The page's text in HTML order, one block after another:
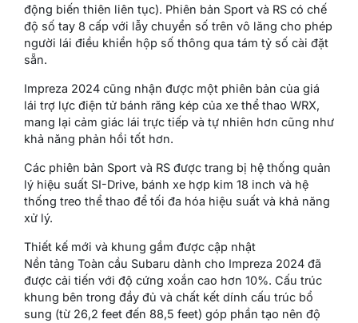
động biến thiên liên tục). Phiên bản Sport và RS có chế
độ số tay 8 cấp với lẫy chuyển số trên vô lăng cho phép
người lái điều khiển hộp số thông qua tám tỷ số cài đặt
sẵn.
Impreza 2024 cũng nhận được một phiên bản của giá
lái trợ lực điện tử bánh răng kép của xe thể thao WRX,
mang lại cảm giác lái trực tiếp và tự nhiên hơn cũng như
khả năng phản hồi tốt hơn.
Các phiên bản Sport và RS được trang bị hệ thống quản
lý hiệu suất SI-Drive, bánh xe hợp kim 18 inch và hệ
thống treo thể thao để tối đa hóa hiệu suất và khả năng
xử lý.
Thiết kế mới và khung gầm được cập nhật
Nền tảng Toàn cầu Subaru dành cho Impreza 2024 đã
được cải tiến với độ cứng xoắn cao hơn 10%. Cấu trúc
khung bên trong đầy đủ và chất kết dính cấu trúc bổ
sung (từ 26,2 feet đến 88,5 feet) góp phần tạo nên độ